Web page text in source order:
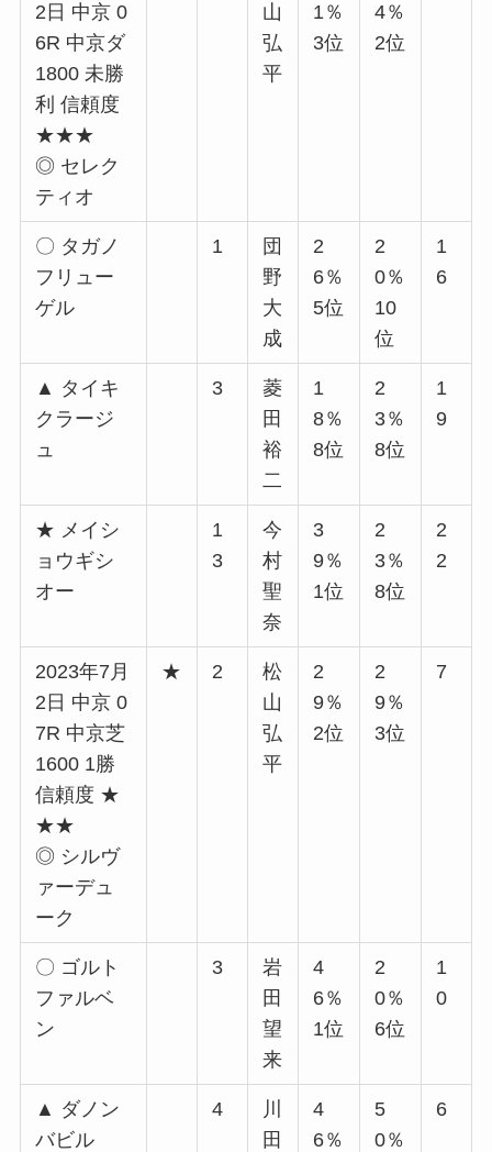
2日 中京 0
6R 中京ダ
1800 未勝
利 信頼度
★★★
◎ セレク
ティオ
山
弘
平
1％
3位
4％
2位
〇 タガノ
フリュー
ゲル
1
団
野
大
成
2
6％
5位
2
0％
10
位
1
6
▲ タイキ
クラージ
ュ
3
菱
田
裕
二
1
8％
8位
2
3％
8位
1
9
★ メイシ
ョウギシ
オー
1
3
今
村
聖
奈
3
9％
1位
2
3％
8位
2
2
2023年7月
2日 中京 0
7R 中京芝
1600 1勝
信頼度 ★
★★
◎ シルヴ
ァーデュ
ーク
★ 2
松
山
弘
平
2
9％
2位
2
9％
3位
7
〇 ゴルト
ファルベ
ン
3
岩
田
望
来
4
6％
1位
2
0％
6位
1
0
▲ ダノン
バビル
4
川
田
4
6％
5
0％
6